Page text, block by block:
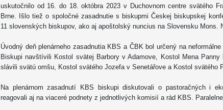
uskutočnilo od 16. do 18. októbra 2023 v Duchovnom centre svätého
Brne. Išlo tiež o spoločné zasadnutie s biskupmi Českej biskupskej
11 slovenských biskupov, ako aj apoštolský nuncius na Slovensku Mons.
Úvodný deň plenárneho zasadnutia KBS a ČBK bol určený na
Biskupi navštívili Kostol svätej Barbory v Adamove, Kostol Mena
slávili svätú omšu, Kostol svätého Jozefa v Senetářove a Kostol svätého
Na plenárnom zasadnutí KBS biskupi diskutovali o pastoračných i
reagovali aj na viaceré podnety z jednotlivých komisií a rád KBS.